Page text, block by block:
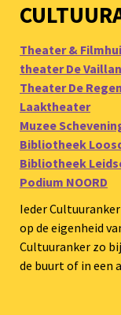
Theater &
theater De
Theater De
Laaktheater
Muzee
Bibliotheek
Bibliotheek
Podium NOORD
Ieder
op de eigenheid
Cultuuranker zo
de buurt of in een